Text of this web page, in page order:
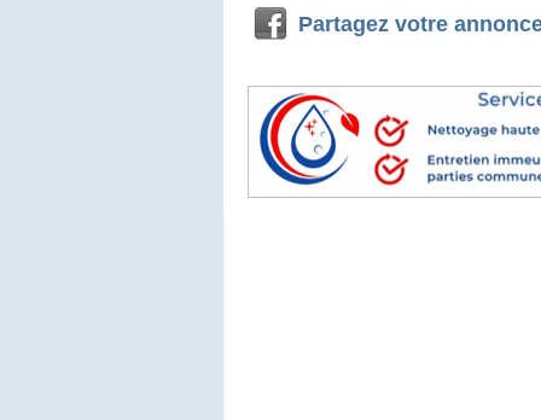
Partagez votre